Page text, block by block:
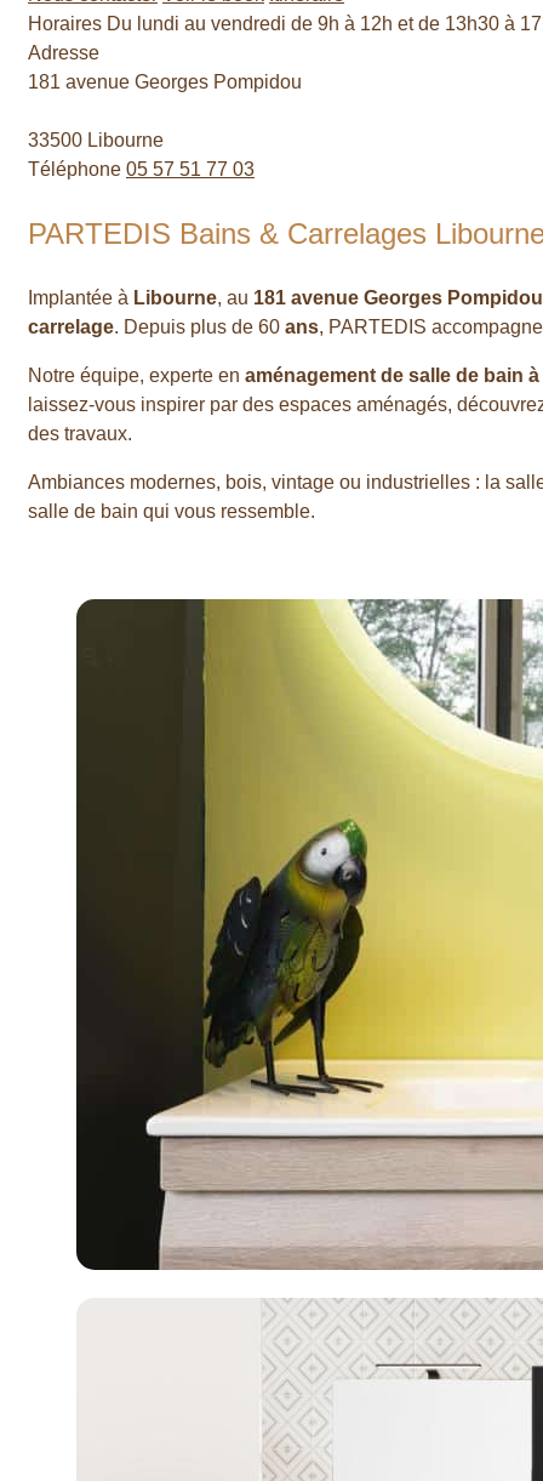
Horaires Du lundi au vendredi de 9h à 12h et de 13h30 à
Adresse
181 avenue Georges Pompidou
33500 Libourne
Téléphone 05 57 51 77 03
PARTEDIS Bains & Carrelages
Implantée à Libourne, au 181 avenue Georges Pompidou
carrelage. Depuis plus de 60 ans, PARTEDIS
Notre équipe, experte en aménagement de salle de bain
laissez-vous inspirer par des espaces aménagés,
des travaux.
Ambiances modernes, bois, vintage ou industrielles : la
salle de bain qui vous ressemble.